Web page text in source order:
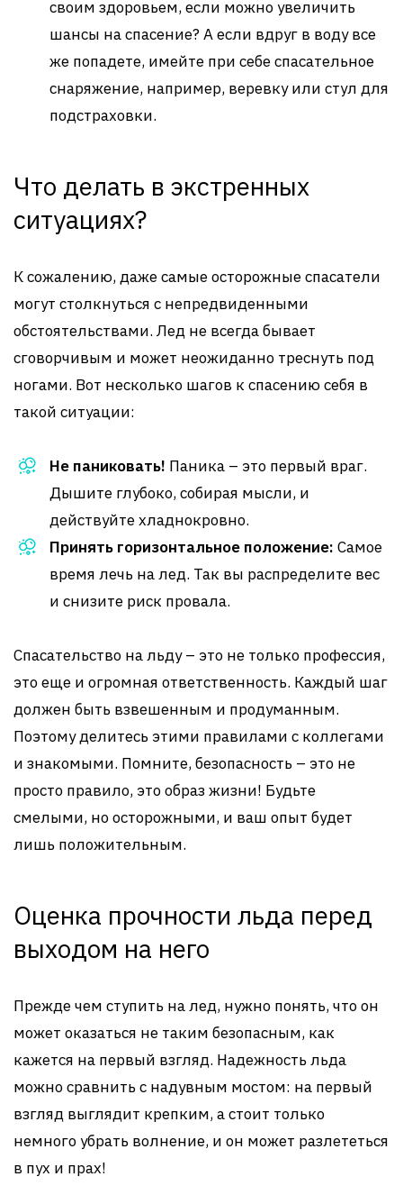
своим здоровьем, если можно увеличить
шансы на спасение? А если вдруг в воду все
же попадете, имейте при себе спасательное
снаряжение, например, веревку или стул для
подстраховки.
Что делать в экстренных
ситуациях?
К сожалению, даже самые осторожные спасатели
могут столкнуться с непредвиденными
обстоятельствами. Лед не всегда бывает
сговорчивым и может неожиданно треснуть под
ногами. Вот несколько шагов к спасению себя в
такой ситуации:
Не паниковать! Паника – это первый враг.
Дышите глубоко, собирая мысли, и
действуйте хладнокровно.
Принять горизонтальное положение: Самое
время лечь на лед. Так вы распределите вес
и снизите риск провала.
Спасательство на льду – это не только профессия,
это еще и огромная ответственность. Каждый шаг
должен быть взвешенным и продуманным.
Поэтому делитесь этими правилами с коллегами
и знакомыми. Помните, безопасность – это не
просто правило, это образ жизни! Будьте
смелыми, но осторожными, и ваш опыт будет
лишь положительным.
Оценка прочности льда перед
выходом на него
Прежде чем ступить на лед, нужно понять, что он
может оказаться не таким безопасным, как
кажется на первый взгляд. Надежность льда
можно сравнить с надувным мостом: на первый
взгляд выглядит крепким, а стоит только
немного убрать волнение, и он может разлететься
в пух и прах!